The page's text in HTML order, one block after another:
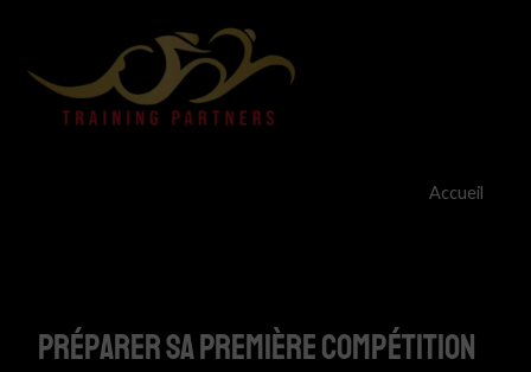
contenu
Accueil
Préparer sa Première Compétition